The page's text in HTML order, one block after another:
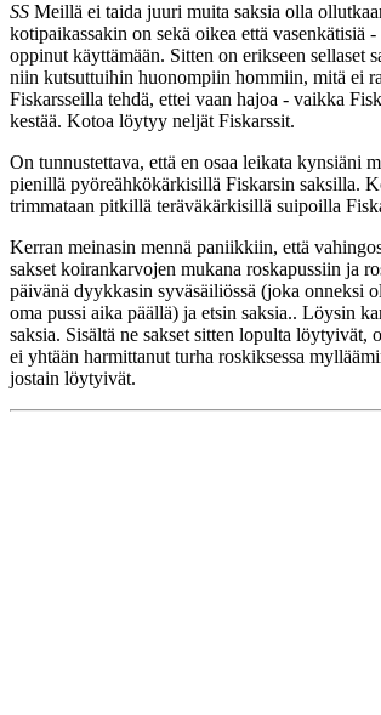
SS Meillä ei taida juuri muita saksia olla
kotipaikassakin on sekä oikea että vasenkätisiä
oppinut käyttämään. Sitten on erikseen sellaset
niin kutsuttuihin huonompiin hommiin, mitä ei
Fiskarsseilla tehdä, ettei vaan hajoa - vaikka
kestää. Kotoa löytyy neljät Fiskarssit.
On tunnustettava, että en osaa leikata kynsiäni
pienillä pyöreähkökärkisillä Fiskarsin saksilla.
trimmataan pitkillä teräväkärkisillä suipoilla
Kerran meinasin mennä paniikkiin, että
sakset koirankarvojen mukana roskapussiin ja
päivänä dyykkasin syväsäiliössä (joka onneksi
oma pussi aika päällä) ja etsin saksia.. Löysin
saksia. Sisältä ne sakset sitten lopulta löytyivät,
ei yhtään harmittanut turha roskiksessa
jostain löytyivät.